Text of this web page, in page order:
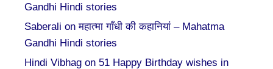
Gandhi Hindi stories
Saberali onमहात्मा गाँधी की कहानियां – Mahatma
Gandhi Hindi stories
Hindi Vibhag on 51 Happy Birthday wishes in